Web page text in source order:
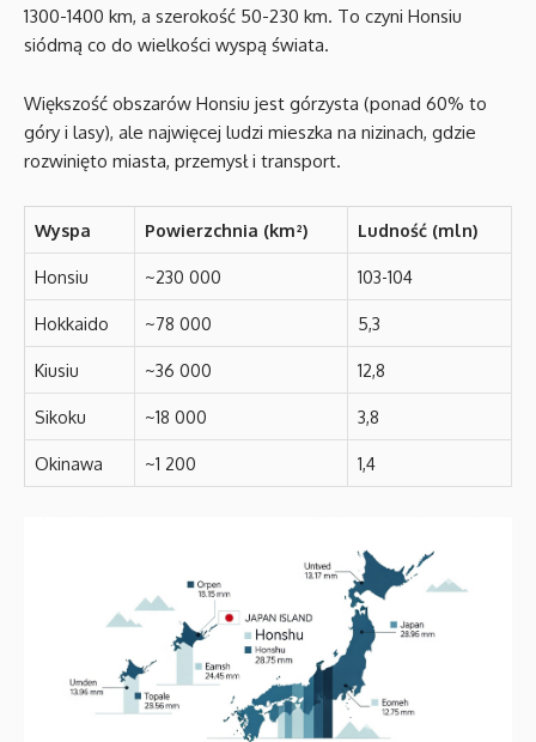
1300-1400 km, a szerokość 50-230 km. To czyni Honsiu
siódmą co do wielkości wyspą świata.
Większość obszarów Honsiu jest górzysta (ponad 60% to
góry i lasy), ale najwięcej ludzi mieszka na nizinach, gdzie
rozwinięto miasta, przemysł i transport.
Wyspa Powierzchnia (km²) Ludność (mln)
Honsiu ~230 000 103-104
Hokkaido ~78 000 5,3
Kiusiu ~36 000 12,8
Sikoku ~18 000 3,8
Okinawa ~1 200 1,4